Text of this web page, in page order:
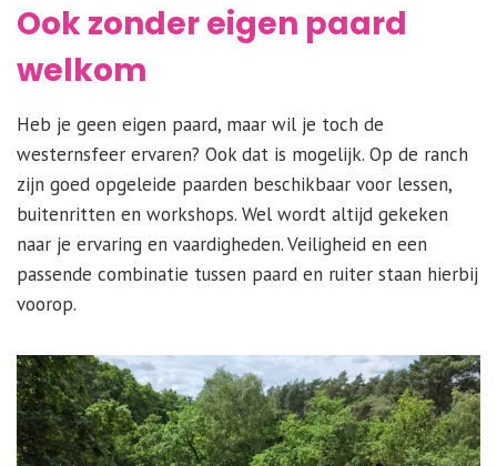
Ook zonder eigen paard
welkom
Heb je geen eigen paard, maar wil je toch de
westernsfeer ervaren? Ook dat is mogelijk. Op de ranch
zijn goed opgeleide paarden beschikbaar voor lessen,
buitenritten en workshops. Wel wordt altijd gekeken
naar je ervaring en vaardigheden. Veiligheid en een
passende combinatie tussen paard en ruiter staan hierbij
voorop.